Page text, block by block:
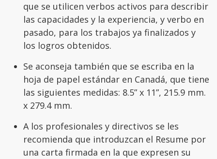
que se utilicen verbos activos para describir
las capacidades y la experiencia, y verbo en
pasado, para los trabajos ya finalizados y
los logros obtenidos.
Se aconseja también que se escriba en la
hoja de papel estándar en Canadá, que tiene
las siguientes medidas: 8.5” x 11”, 215.9 mm.
x 279.4 mm.
A los profesionales y directivos se les
recomienda que introduzcan el Resume por
una carta firmada en la que expresen su